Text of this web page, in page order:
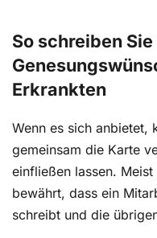
So schreiben
Erkrankten
Wenn es sich anbietet,
gemeinsam die Karte
einfließen lassen.
bewährt, dass ein
schreibt und die